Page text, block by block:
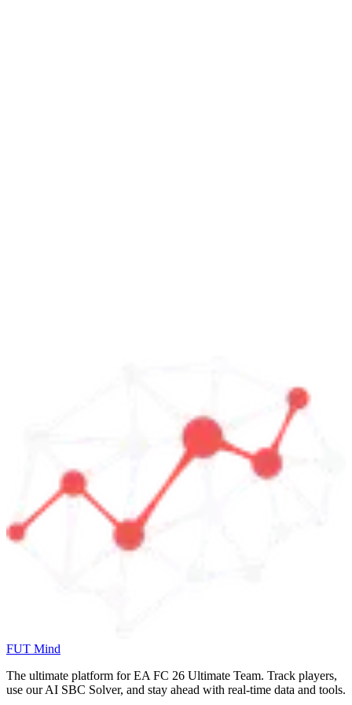
FUT Mind
The ultimate platform for EA FC 26 Ultimate Team. Track players,
use our AI SBC Solver, and stay ahead with real-time data and tools.